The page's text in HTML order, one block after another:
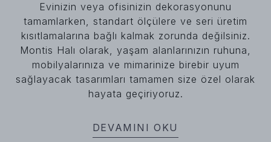
Evinizin veya ofisinizin dekorasyonunu
tamamlarken, standart ölçülere ve seri üretim
kısıtlamalarına bağlı kalmak zorunda değilsiniz.
Montis Halı olarak, yaşam alanlarınızın ruhuna,
mobilyalarınıza ve mimarinize birebir uyum
sağlayacak tasarımları tamamen size özel olarak
hayata geçiriyoruz.
DEVAMINI OKU